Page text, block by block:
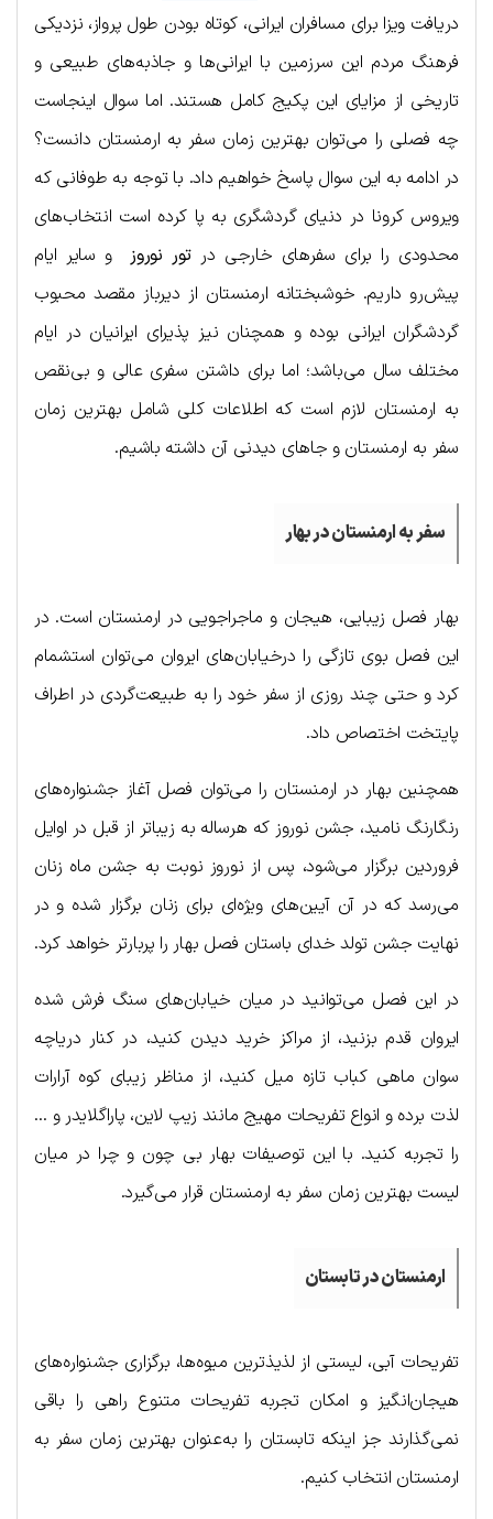
دریافت ویزا برای مسافران ایرانی، کوتاه بودن طول پرواز، نزدیکی
فرهنگ مردم این سرزمین با ایرانی‌ها و جاذبه‌های طبیعی و
تاریخی از مزایای این پکیج کامل هستند. اما سوال اینجاست
چه فصلی را می‌توان بهترین زمان سفر به ارمنستان دانست؟
در ادامه به این سوال پاسخ خواهیم داد. با توجه به طوفانی که
ویروس کرونا در دنیای گردشگری به پا کرده است انتخاب‌های
محدودی را برای سفرهای خارجی در تور نوروز
و سایر ایام
پیش‌رو داریم. خوشبختانه ارمنستان از دیرباز مقصد محبوب
گردشگران ایرانی بوده و همچنان نیز پذیرای ایرانیان در ایام
مختلف سال می‌باشد؛ اما برای داشتن سفری عالی و بی‌نقص
به ارمنستان لازم است که اطلاعات کلی شامل بهترین زمان
سفر به ارمنستان و جاهای دیدنی آن داشته باشیم.
سفر به ارمنستان در بهار
بهار فصل زیبایی، هیجان و ماجراجویی در ارمنستان است. در
این فصل بوی تازگی را درخیابان‌های ایروان می‌توان استشمام
کرد و حتی چند روزی از سفر خود را به طبیعت‌گردی در اطراف
پایتخت اختصاص داد.
همچنین بهار در ارمنستان را می‌توان فصل آغاز جشنواره‌های
رنگارنگ نامید، جشن نوروز که هرساله به زیباتر از قبل در اوایل
فروردین برگزار می‌شود، پس از نوروز نوبت به جشن ماه زنان
می‌رسد که در آن آیین‌های ویژه‌ای برای زنان برگزار شده و در
نهایت جشن تولد خدای باستان فصل بهار را پربارتر خواهد کرد.
در این فصل می‌توانید در میان خیابان‌های سنگ فرش شده
ایروان قدم بزنید، از مراکز خرید دیدن کنید، در کنار دریاچه
سوان ماهی کباب تازه میل کنید، از مناظر زیبای کوه آرارات
لذت برده و انواع تفریحات مهیج مانند زیپ لاین، پاراگلایدر و …
را تجربه کنید. با این توصیفات بهار بی چون و چرا در میان
لیست بهترین زمان سفر به ارمنستان قرار می‌گیرد.
ارمنستان در تابستان
تفریحات آبی، لیستی از لذیذترین میوه‌ها، برگزاری جشنواره‌های
هیجان‌انگیز و امکان تجربه تفریحات متنوع راهی را باقی
نمی‌گذارند جز اینکه تابستان را به‌عنوان بهترین زمان سفر به
ارمنستان انتخاب کنیم.